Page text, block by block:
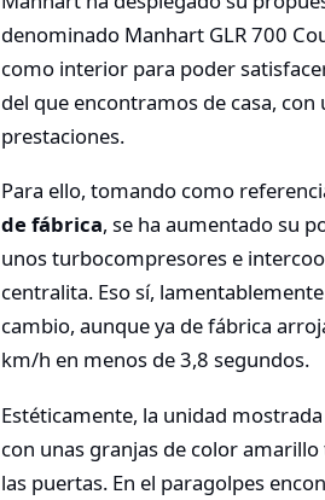
denominado Manhart GLR 700
como interior para poder
del que encontramos de casa,
prestaciones.
Para ello, tomando como
de fábrica, se ha aumentado su
unos turbocompresores e
centralita. Eso sí,
cambio, aunque ya de fábrica
km/h en menos de 3,8 segundos.
Estéticamente, la unidad
con unas granjas de color
las puertas. En el paragolpes